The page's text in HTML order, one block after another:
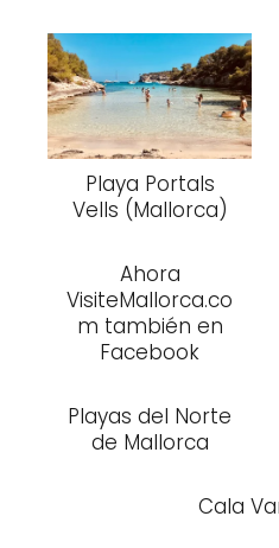
Playa Portals
Vells (Mallorca)
Ahora
VisiteMallorca.co
m también en
Facebook
Playas del Norte
de Mallorca
Cala